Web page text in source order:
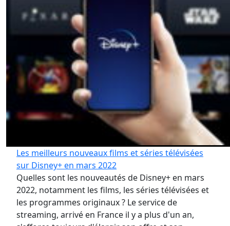
Les meilleurs nouveaux films et séries télévisées
sur Disney+ en mars 2022
Quelles sont les nouveautés de Disney+ en mars
2022, notamment les films, les séries télévisées et
les programmes originaux ? Le service de
streaming, arrivé en France il y a plus d'un an,